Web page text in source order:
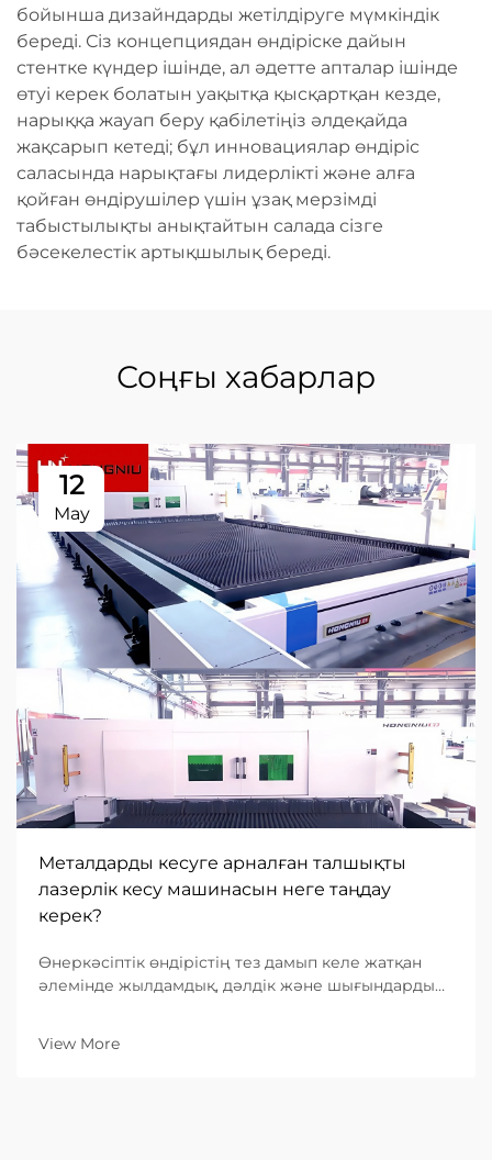
бойынша дизайндарды жетілдіруге мүмкіндік
береді. Сіз концепциядан өндіріске дайын
стентке күндер ішінде, ал әдетте апталар ішінде
өтуі керек болатын уақытқа қысқартқан кезде,
нарыққа жауап беру қабілетіңіз әлдеқайда
жақсарып кетеді; бұл инновациялар өндіріс
саласында нарықтағы лидерлікті және алға
қойған өндірушілер үшін ұзақ мерзімді
табыстылықты анықтайтын салада сізге
бәсекелестік артықшылық береді.
Соңғы хабарлар
12
May
Металдарды кесуге арналған талшықты
лазерлік кесу машинасын неге таңдау
керек?
Өнеркәсіптік өндірістің тез дамып келе жатқан
әлемінде жылдамдық, дәлдік және шығындардың
бағытталған B2B кәсіпорындар үшін дұрыс
View More